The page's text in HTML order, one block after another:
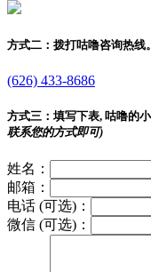
方式二： 拨打咕噜咨询热线。
(626) 433-8686
方式三： 填写下表, 咕噜的
联系您的方式即可)
姓名：
邮箱：
电话 (可选)：
微信 (可选)：